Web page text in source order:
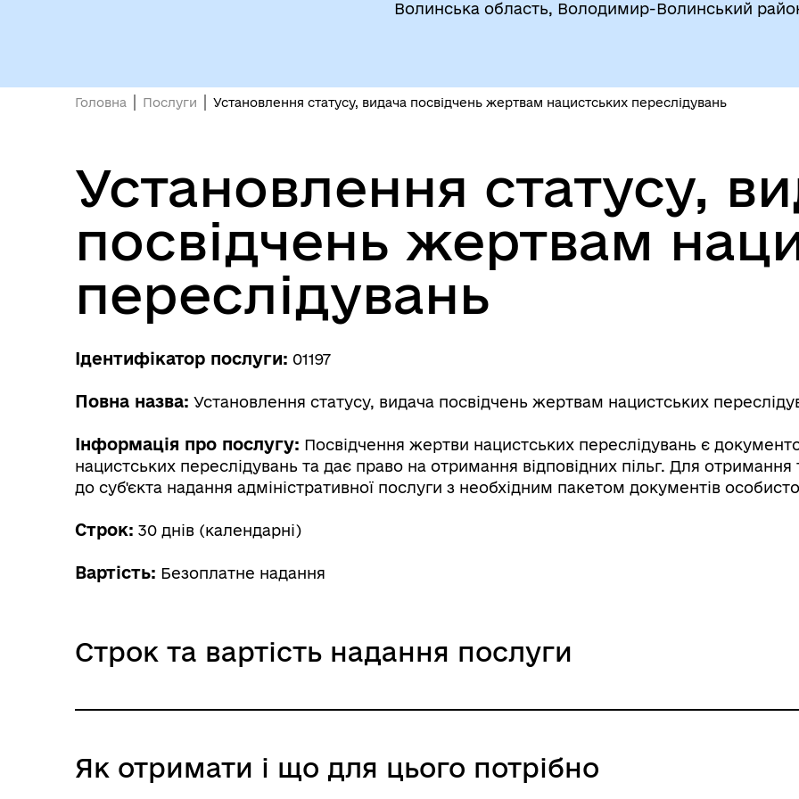
Волинська область, Володимир-Волинський
Головна Послуги Установлення статусу, видача посвідчень жертвам нацистських переслідувань
Установлення статусу,
посвідчень жертвам
переслідувань
Ідентифікатор послуги: 01197
Повна назва: Установлення статусу, видача посвідчень жертвам нацистських
Інформація про послугу: Посвідчення жертви нацистських переслідувань є
нацистських переслідувань та дає право на отримання відповідних пільг. Для отримання
до суб'єкта надання адміністративної послуги з необхідним пакетом документів
Строк: 30 днів (календарні)
Вартість: Безоплатне надання
Строк та вартість надання послуги
Адміністративний збір: Безоплатне надання / 0 UAH /
Строк надання: 30 днів (календарні)
Як отримати і що для цього потрібно